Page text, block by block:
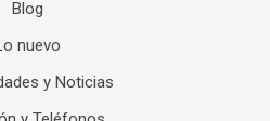
Blog
nuevo
y Noticias